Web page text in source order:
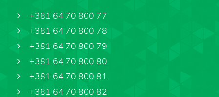
+381 64 70 800 77
+381 64 70 800 78
+381 64 70 800 79
+381 64 70 800 80
+381 64 70 800 81
+381 64 70 800 82